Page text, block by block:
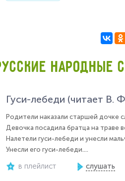
НАРОДНЫЕ
Гуси-лебеди (читает В.
Родители наказали старшей дочке
Девочка посадила братца на траве
Налетели гуси-лебеди и унесли
Унесли его гуси-лебеди....
в плейлист слушать